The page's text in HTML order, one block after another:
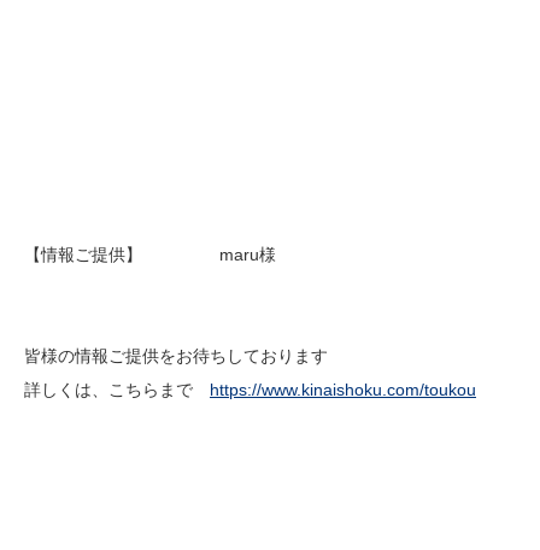
【情報ご提供】 maru様
皆様の情報ご提供をお待ちしております
詳しくは、こちらまで https://www.kinaishoku.com/toukou